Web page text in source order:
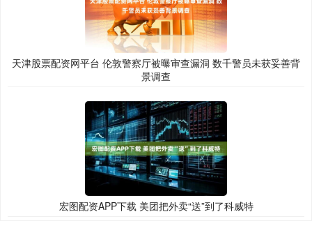
天津股票配资网平台 伦敦警察厅被曝审查漏洞 数千警员未获妥善背
景调查
宏图配资APP下载 美团把外卖“送”到了科威特